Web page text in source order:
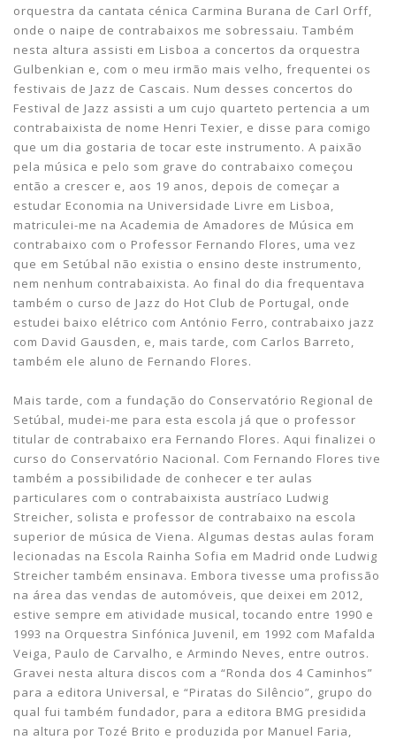
orquestra da cantata cénica Carmina Burana de Carl Orff,
onde o naipe de contrabaixos me sobressaiu. Também
nesta altura assisti em Lisboa a concertos da orquestra
Gulbenkian e, com o meu irmão mais velho, frequentei os
festivais de Jazz de Cascais. Num desses concertos do
Festival de Jazz assisti a um cujo quarteto pertencia a um
contrabaixista de nome Henri Texier, e disse para comigo
que um dia gostaria de tocar este instrumento. A paixão
pela música e pelo som grave do contrabaixo começou
então a crescer e, aos 19 anos, depois de começar a
estudar Economia na Universidade Livre em Lisboa,
matriculei-me na Academia de Amadores de Música em
contrabaixo com o Professor Fernando Flores, uma vez
que em Setúbal não existia o ensino deste instrumento,
nem nenhum contrabaixista. Ao final do dia frequentava
também o curso de Jazz do Hot Club de Portugal, onde
estudei baixo elétrico com António Ferro, contrabaixo jazz
com David Gausden, e, mais tarde, com Carlos Barreto,
também ele aluno de Fernando Flores.
Mais tarde, com a fundação do Conservatório Regional de
Setúbal, mudei-me para esta escola já que o professor
titular de contrabaixo era Fernando Flores. Aqui finalizei o
curso do Conservatório Nacional. Com Fernando Flores tive
também a possibilidade de conhecer e ter aulas
particulares com o contrabaixista austríaco Ludwig
Streicher, solista e professor de contrabaixo na escola
superior de música de Viena. Algumas destas aulas foram
lecionadas na Escola Rainha Sofia em Madrid onde Ludwig
Streicher também ensinava. Embora tivesse uma profissão
na área das vendas de automóveis, que deixei em 2012,
estive sempre em atividade musical, tocando entre 1990 e
1993 na Orquestra Sinfónica Juvenil, em 1992 com Mafalda
Veiga, Paulo de Carvalho, e Armindo Neves, entre outros.
Gravei nesta altura discos com a “Ronda dos 4 Caminhos”
para a editora Universal, e “Piratas do Silêncio”, grupo do
qual fui também fundador, para a editora BMG presidida
na altura por Tozé Brito e produzida por Manuel Faria,